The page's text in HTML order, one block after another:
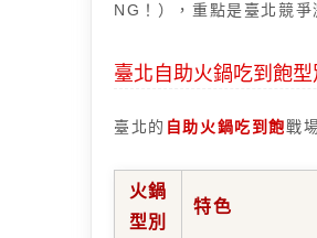
NG！），重點是臺北競
臺北自助火鍋吃到飽型
臺北的 自助火鍋吃到飽戰
火鍋
型別
特色